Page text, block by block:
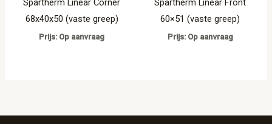
Spartherm Linear Corner
68x40x50 (vaste greep)
Prijs: Op aanvraag
Spartherm Linear Front
60×51 (vaste greep)
Prijs: Op aanvraag